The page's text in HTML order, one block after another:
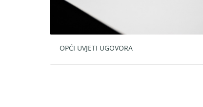
OPĆI UVJETI UGOVORA